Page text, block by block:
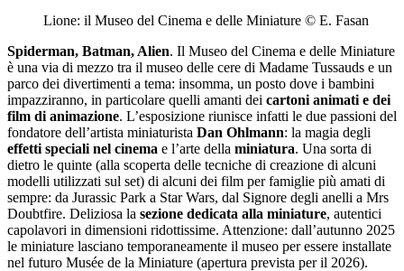
Lione: il Museo del Cinema e delle Miniature © E. Fasan
Spiderman, Batman, Alien. Il Museo del Cinema e delle Miniature
è una via di mezzo tra il museo delle cere di Madame Tussauds e un
parco dei divertimenti a tema: insomma, un posto dove i bambini
impazziranno, in particolare quelli amanti dei cartoni animati e dei
film di animazione. L’esposizione riunisce infatti le due passioni del
fondatore dell’artista miniaturista Dan Ohlmann: la magia degli
effetti speciali nel cinema e l’arte della miniatura. Una sorta di
dietro le quinte (alla scoperta delle tecniche di creazione di alcuni
modelli utilizzati sul set) di alcuni dei film per famiglie più amati di
sempre: da Jurassic Park a Star Wars, dal Signore degli anelli a Mrs
Doubtfire. Deliziosa la sezione dedicata alla miniature, autentici
capolavori in dimensioni ridottissime. Attenzione: dall’autunno 2025
le miniature lasciano temporaneamente il museo per essere installate
nel futuro Musée de la Miniature (apertura prevista per il 2026).